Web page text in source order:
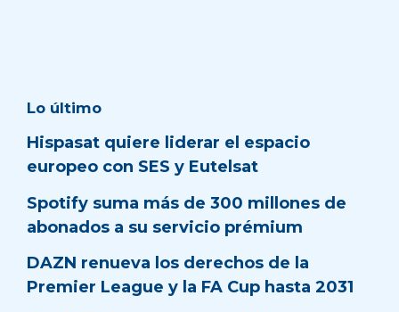
Lo último
Hispasat quiere liderar el espacio
europeo con SES y Eutelsat
Spotify suma más de 300 millones de
abonados a su servicio prémium
DAZN renueva los derechos de la
Premier League y la FA Cup hasta 2031